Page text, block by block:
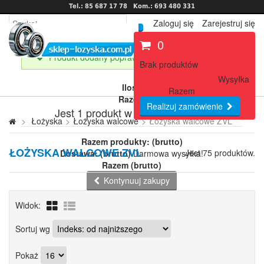
Tel.: 85 687 17 78 Kom.: 693 480 331
Zaloguj się Zarejestruj się
0
Brak produktów
Wysyłka
Razem
Realizuj zamówienie
Produkt dodany poprawnie do Twojego koszyka
Ilość
Razem
Jest 1 produkt w Twoim koszyku.
Razem produkty: (brutto)
Dostawa: (brutto)Darmowa wysyłka!
Razem (brutto)
Kontynuuj zakupy
Przejdź do realizacji zamówienia
Łożyska
Łożyska kulkowe
Łożyska samonastawne
> Łożyska > Łożyska walcowe > Łożyska walcowe ZVL
ŁOŻYSKA WALCOWE ZVL Jest 75 produktów.
Widok:
Sortuj wg
Pokaż